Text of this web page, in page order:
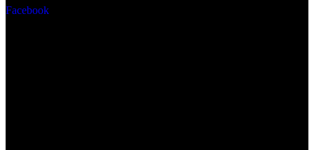
Facebook